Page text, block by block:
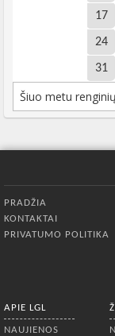
17
24
31
Šiuo metu
PRADŽIA
KONTAKTAI
PRIVATUMO POLITIKA
APIE LGL
NAUJIENOS